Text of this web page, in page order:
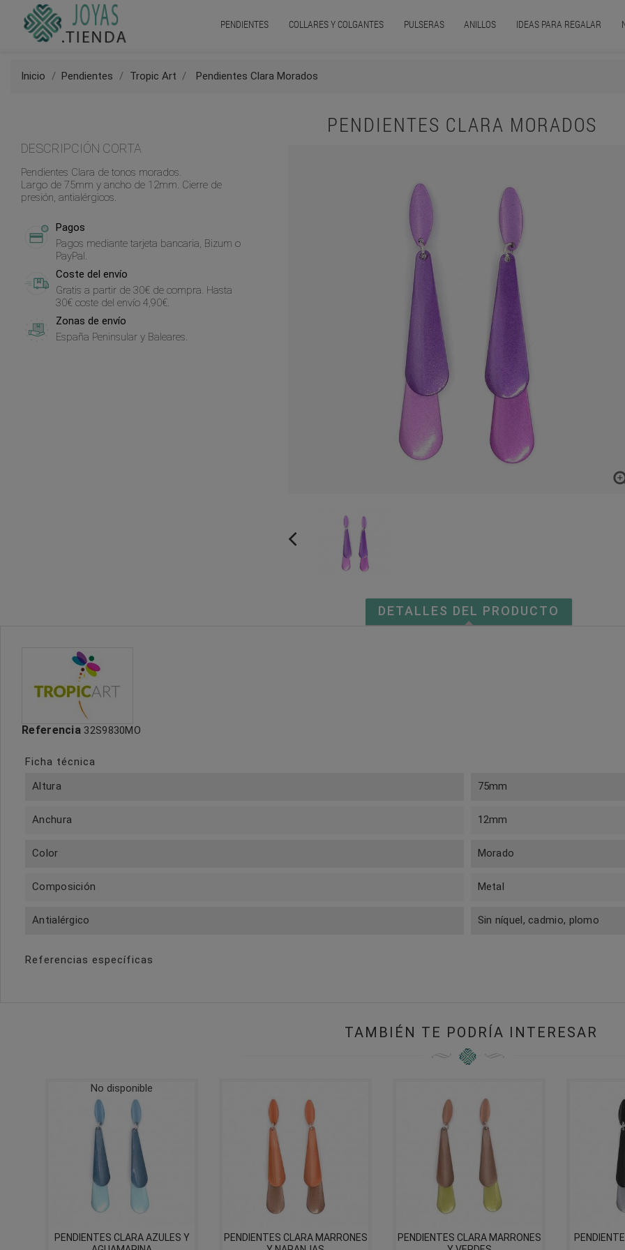
PENDIENTES COLLARES Y COLGANTES PULSERAS ANILLOS IDEAS PARA REGALAR
Inicio Pendientes Tropic Art Pendientes Clara Morados
DESCRIPCIÓN CORTA
Pendientes Clara de tonos morados.
Largo de 75mm y ancho de 12mm. Cierre de
presión, antialérgicos.
Pagos
Pagos mediante tarjeta bancaria, Bizum o
PayPal.
Coste del envío
Gratis a partir de 30€ de compra. Hasta
30€ coste del envío 4,90€.
Zonas de envío
España Peninsular y Baleares.
PENDIENTES CLARA MORADOS
DETALLES DEL PRODUCTO
Referencia 32S9830MO
Ficha técnica
Altura
75mm
Anchura 12mm
Color Morado
Composición Metal
Antialérgico Sin níquel, cadmio, plomo
Referencias específicas
TAMBIÉN TE PODRÍA INTERESAR
No disponible
PENDIENTES CLARA AZULES Y
PENDIENTES CLARA MARRONES
PENDIENTES CLARA MARRONES